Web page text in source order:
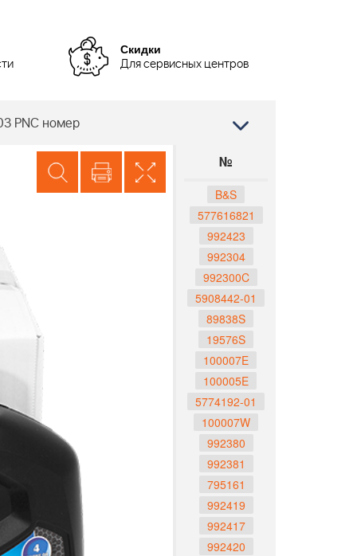
Скидки
Для сервисных центров
PNC номер
№
B&S
577616821
992423
992304
992300C
5908442-01
89838S
19576S
100007E
100005E
5774192-01
100007W
992380
992381
795161
992419
992417
992420